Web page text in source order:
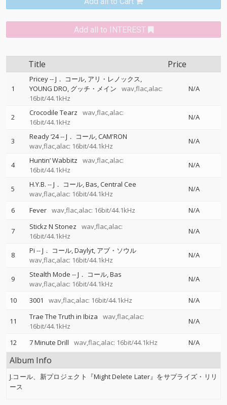
Add all to INTEREST
Title Price
1
Pricey--J． コール アリ・レノックス
YOUNG DRO グッチ・メイン
wav,flac,alac:
16bit/44.1kHz
N/A
2 Crocodile Tearz
wav,flac,alac:
16bit/44.1kHz
N/A
3 Ready ‘24--J． コール CAM'RON
wav,flac,alac: 16bit/44.1kHz
N/A
4 Huntin’ Wabbitz
wav,flac,alac:
16bit/44.1kHz
N/A
5 H.Y.B. --J． コール Bas Central Cee
wav,flac,alac: 16bit/44.1kHz
N/A
6 Fever wav,flac,alac: 16bit/44.1kHz N/A
7 Stickz N Stonez
wav,flac,alac:
16bit/44.1kHz
N/A
8 Pi --J． コール Daylyt アブ・ソウル
wav,flac,alac: 16bit/44.1kHz
N/A
9 Stealth Mode --J． コール Bas
wav,flac,alac: 16bit/44.1kHz
N/A
10 3001 wav,flac,alac: 16bit/44.1kHz N/A
11 Trae The Truth in Ibiza
wav,flac,alac:
16bit/44.1kHz
N/A
12 7 Minute Drill wav,flac,alac: 16bit/44.1kHz N/A
Album Info
J.コール、新プロジェクト『Might Delete Later』をサプライズ・リリ
ース